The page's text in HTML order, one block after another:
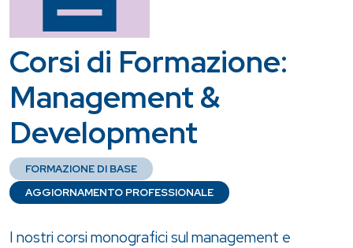
Corsi di Formazione:
Management &
Development
FORMAZIONE DI BASE
AGGIORNAMENTO PROFESSIONALE
I nostri corsi monografici sul management e